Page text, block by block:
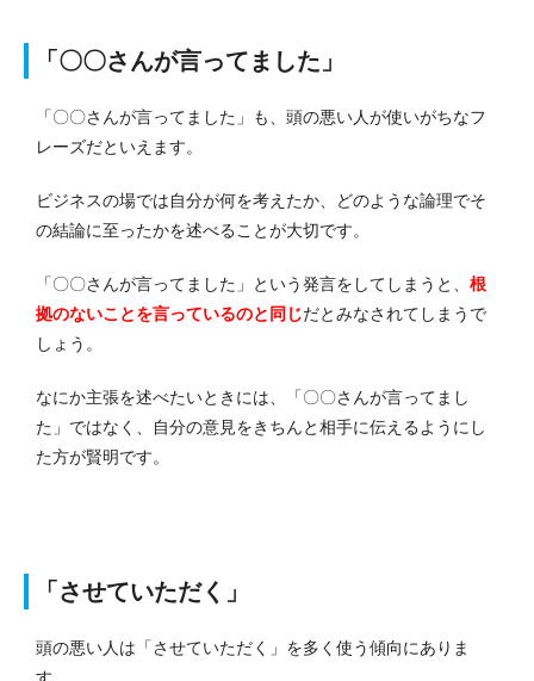
「〇〇さんが言ってました」
「〇〇さんが言ってました」も、頭の悪い人が使いがちなフ
レーズだといえます。
ビジネスの場では自分が何を考えたか、どのような論理でそ
の結論に至ったかを述べることが大切です。
「〇〇さんが言ってました」という発言をしてしまうと、 根
拠のないことを言っているのと同じだとみなされてしまうで
しょう。
なにか主張を述べたいときには、「〇〇さんが言ってまし
た」ではなく、自分の意見をきちんと相手に伝えるようにし
た方が賢明です。
「させていただく」
頭の悪い人は「させていただく」を多く使う傾向にありま